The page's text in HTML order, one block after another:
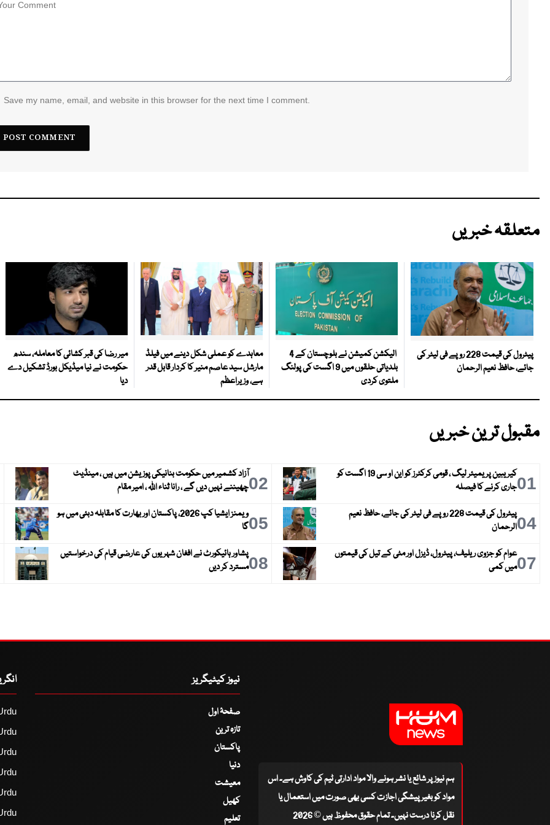
Save my name, email, and website in this browser for the next time I comment.
متعلقہ خبریں
پیٹرول کی قیمت 228 روپے فی لیٹر کی
جائے، حافظ نعیم الرحمان
الیکشن کمیشن نے بلوچستان کے 4
بلدیاتی حلقوں میں 9 اگست کی پولنگ
ملتوی کردی
معاہدے کو عملی شکل دینے میں فیلڈ
مارشل سید عاصم منیر کا کردار قابل قدر
ہے، وزیراعظم
میر رضا کی قبر کشائی کا معاملہ، سندھ
حکومت نے نیا میڈیکل بورڈ تشکیل دے
دیا
مقبول ترین خبریں
01
کیریبین پریمیئر لیگ ، قومی کرکٹرز کو این او سی 19 اگست کو
جاری کرنے کا فیصلہ
02آزاد کشمیر میں حکومت بنانیکی پوزیشن میں ہیں ، مینڈیٹ
چھیننے نہیں دیں گے ، رانا ثناء اللہ ، امیر مقام
04
پیٹرول کی قیمت 228 روپے فی لیٹر کی جائے، حافظ نعیم
الرحمان
05
ویمنز ایشیا کپ 2026، پاکستان اور بھارت کا مقابلہ دبئی میں ہو
گا
07عوام کو جزوی ریلیف، پیٹرول، ڈیزل اور مٹی کے تیل کی قیمتوں
میں کمی
08پشاور ہائیکورٹ نے افغان شہریوں کی عارضی قیام کی درخواستیں
مسترد کر دیں
ہم نیوز پر شائع یا نشر ہونے والا مواد ادارتی ٹیم کی کاوش ہے۔ اس
مواد کو بغیر پیشگی اجازت کسی بھی صورت میں استعمال یا
نقل کرنا درست نہیں۔ تمام حقوق محفوظ ہیں © 2026
نیوز کیٹیگریز
صفحۂ اول
تازہ ترین
پاکستان
دنیا
معیشت
کھیل
تعلیم